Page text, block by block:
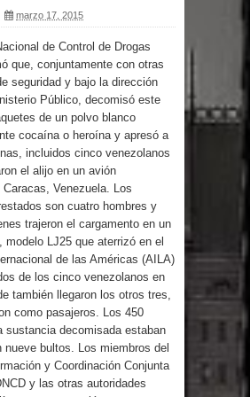
extremo para este jueves en
parte del territorio nacional
de marroquíes cruzan la
en masa para entrar a
declara inconstitucional decreto
horarios de venta de alcohol
desde 2006 y exige ley del
LMD Víctor D´Aza
marzo 17, 2015
de Control de Drogas
que, conjuntamente con otras
seguridad y bajo la dirección
Público, decomisó este
de un polvo blanco
cocaína o heroína y apresó a
incluidos cinco venezolanos
el alijo en un avión
Venezuela. Los
son cuatro hombres y
trajeron el cargamento en un
modelo LJ25 que aterrizó en el
de las Américas (AILA)
de los cinco venezolanos en
también llegaron los otros tres,
como pasajeros. Los 450
sustancia decomisada estaban
nueve bultos. Los miembros del
y Coordinación Conjunta
y las otras autoridades